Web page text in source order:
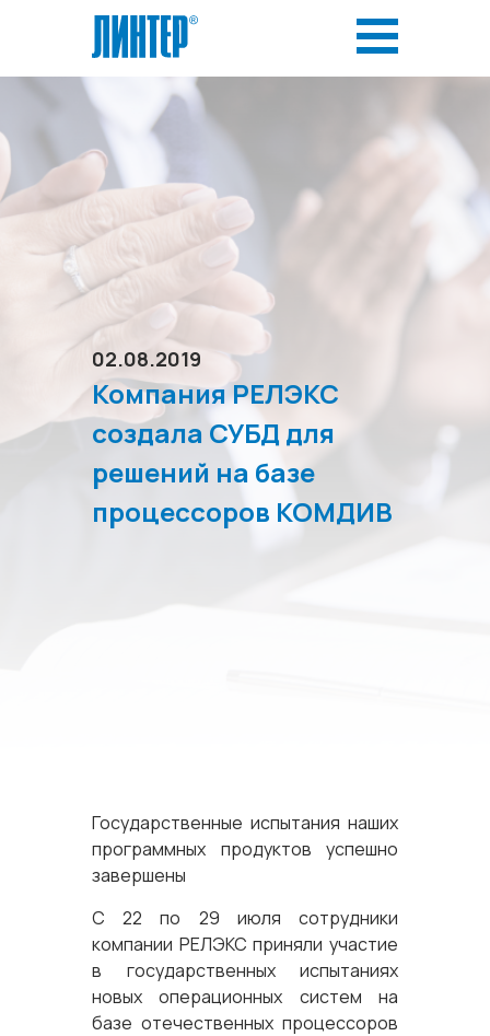
02.08.2019
Компания РЕЛЭКС
создала СУБД для
решений на базе
процессоров КОМДИВ
Государственные испытания наших
программных продуктов успешно
завершены
С 22 по 29 июля сотрудники
компании РЕЛЭКС приняли участие
в государственных испытаниях
новых операционных систем на
базе отечественных процессоров